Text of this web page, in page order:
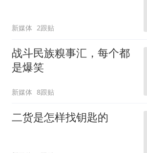
新媒体 2跟贴
战斗民族糗事汇，每个都
是爆笑
新媒体 8跟贴
二货是怎样找钥匙的